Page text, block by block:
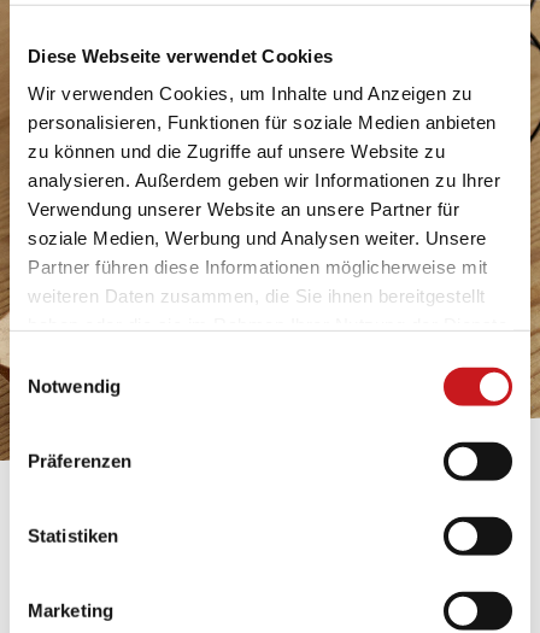
Diese Webseite verwendet Cookies
Wir verwenden Cookies, um Inhalte und Anzeigen zu
personalisieren, Funktionen für soziale Medien anbieten
zu können und die Zugriffe auf unsere Website zu
analysieren. Außerdem geben wir Informationen zu Ihrer
Verwendung unserer Website an unsere Partner für
soziale Medien, Werbung und Analysen weiter. Unsere
Partner führen diese Informationen möglicherweise mit
weiteren Daten zusammen, die Sie ihnen bereitgestellt
Datenschutzhinweisen
mehr darüber, wer wir sind, wie
personenbezogene Daten verarbeiten. Hier geht’s zum
Impressum.
Notwendig
Präferenzen
Statistiken
Marketing
Glänzende Ideen mit wasserfestem Papier. Perfekt zu